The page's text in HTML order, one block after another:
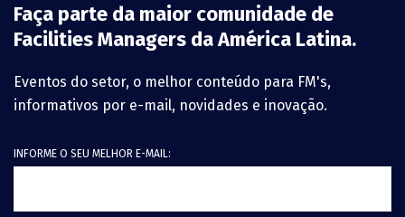
Faça parte da maior comunidade de
Facilities Managers da América Latina.
Eventos do setor, o melhor conteúdo para FM's,
informativos por e-mail, novidades e inovação.
INFORME O SEU MELHOR E-MAIL: